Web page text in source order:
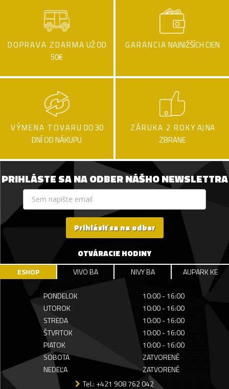
DOPRAVA ZDARMA UŽ OD
50€
GARANCIA NAJNIŽŠÍCH CIEN
VÝMENA TOVARU DO 30
DNÍ OD NÁKUPU
ZÁRUKA 2 ROKY AJ NA
ZBRANE
PRIHLÁSTE SA NA ODBER NÁŠHO NEWSLETTRA
Prihlásiť sa na odber
OTVÁRACIE HODINY
ESHOP VIVO BA NIVY BA AUPARK KE
PONDELOK
10:00 - 16:00
UTOROK
10:00 - 16:00
STREDA
10:00 - 16:00
ŠTVRTOK
10:00 - 16:00
PIATOK
10:00 - 16:00
SOBOTA
ZATVORENÉ
NEDEĽA
ZATVORENÉ
Tel.: +421 908 762 042